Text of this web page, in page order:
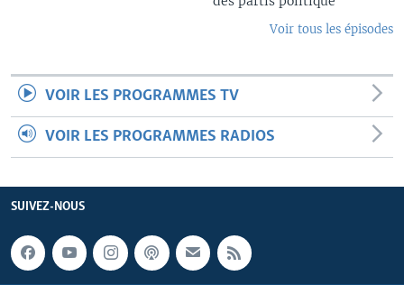
Voir tous les épisodes
VOIR LES PROGRAMMES TV
VOIR LES PROGRAMMES RADIOS
SUIVEZ-NOUS